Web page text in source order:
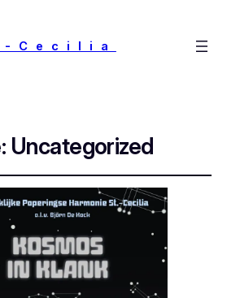
Cecilia
Uncategorized